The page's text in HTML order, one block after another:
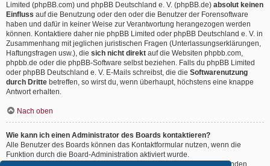
Limited (phpBB.com) und phpBB Deutschland e. V. (phpBB.de) absolut keinen
Einfluss auf die Benutzung oder den oder die Benutzer der Forensoftware
haben und dafür in keiner Weise zur Verantwortung herangezogen werden
können. Kontaktiere daher nie phpBB Limited oder phpBB Deutschland e. V. in
Zusammenhang mit jeglichen juristischen Fragen (Unterlassungserklärungen,
Haftungsfragen usw.), die sich nicht direkt auf die Websiten phpbb.com,
phpbb.de oder die phpBB-Software selbst beziehen. Falls du phpBB Limited
oder phpBB Deutschland e. V. E-Mails schreibst, die die Softwarenutzung
durch Dritte betreffen, so wirst du, wenn überhaupt, höchstens eine knappe
Antwort erhalten.
Nach oben
Wie kann ich einen Administrator des Boards kontaktieren?
Alle Benutzer des Boards können das Kontaktformular nutzen, wenn die
Funktion durch die Board-Administration aktiviert wurde.
Mitglieder des Boards können zusätzlich den Link „Das Team“ verwenden.